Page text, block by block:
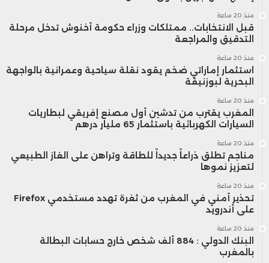
منذ 20 ساعة
قبل الانتخابات.. ممتلكات وزراء حكومة أخنوش تدخل مرحلة
التدقيق والمراجعة
منذ 20 ساعة
استثمار إماراتي ضخم يقود نقلة سياحية وعمرانية بالواجهة
البحرية لبوزنيقة
منذ 20 ساعة
المغرب يقترب من تدشين أول مصنع إفريقي لبطاريات
السيارات الكهربائية باستثمار 65 مليار درهم
منذ 20 ساعة
مناجم تطلق ذراعاً جديداً للطاقة وتراهن على الغاز الطبيعي
لتعزيز نموها
منذ 20 ساعة
تحذير أمني في المغرب من ثغرة تهدد مستخدمي Firefox
على أندرويد
منذ 20 ساعة
البنك الدولي : 884 ألف شخص خارج حسابات البطالة
بالمغرب